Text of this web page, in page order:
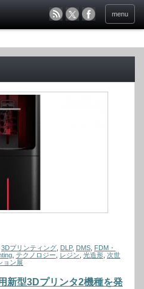
menu
3Dプリンティング DLP, DMS FDM・
テクノロジー レジン 光造形 次世
ョン展
新型3Dプリンタ2機種を発